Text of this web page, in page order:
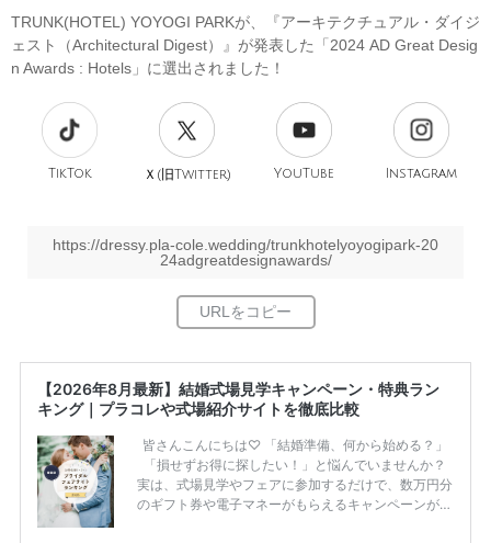
TRUNK(HOTEL) YOYOGI PARKが、『アーキテクチュアル・ダイジ
ェスト（Architectural Digest）』が発表した「2024 AD Great Desig
n Awards : Hotels」に選出されました！
TikTok Ｘ(旧Twitter) YouTube Instagram
https://dressy.pla-cole.wedding/trunkhotelyoyogipark-20
24adgreatdesignawards/
【2026年8月最新】結婚式場見学キャンペーン・特典ラン
キング｜プラコレや式場紹介サイトを徹底比較
皆さんこんにちは♡ 「結婚準備、何から始める？」
「損せずお得に探したい！」と悩んでいませんか？
実は、式場見学やフェアに参加するだけで、数万円分
のギフト券や電子マネーがもらえるキャンペーンがあ